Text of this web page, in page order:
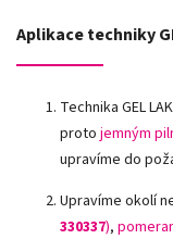
Aplikace techniky
Technika GEL
proto jemným
upravíme do
Upravíme okolí
330337),